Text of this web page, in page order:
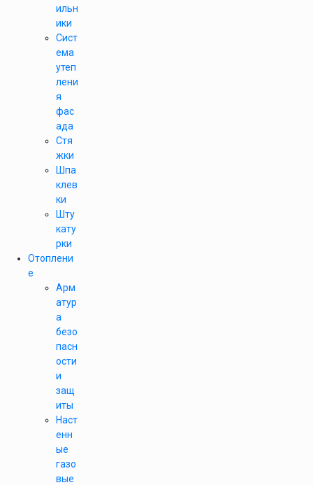
ильн
ики
Сист
ема
утеп
лени
я
фас
ада
Стя
жки
Шпа
клев
ки
Шту
кату
рки
Отоплени
е
Арм
атур
а
безо
пасн
ости
и
защ
иты
Наст
енн
ые
газо
вые